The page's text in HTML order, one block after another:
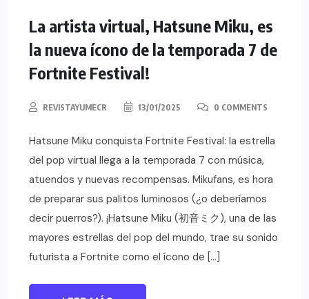
La artista virtual, Hatsune Miku, es
la nueva ícono de la temporada 7 de
Fortnite Festival!
REVISTAYUMECR 13/01/2025 0 COMMENTS
Hatsune Miku conquista Fortnite Festival: la estrella
del pop virtual llega a la temporada 7 con música,
atuendos y nuevas recompensas. Mikufans, es hora
de preparar sus palitos luminosos (¿o deberíamos
decir puerros?). ¡Hatsune Miku (初音ミク), una de las
mayores estrellas del pop del mundo, trae su sonido
futurista a Fortnite como el ícono de […]